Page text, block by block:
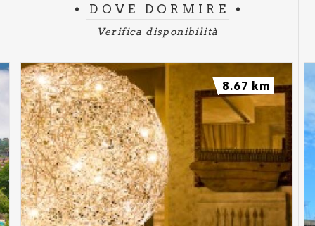
DOVE DORMIRE
Verifica disponibilità
8.67 km